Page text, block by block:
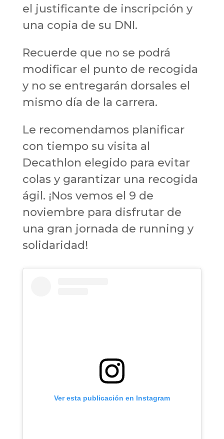
el justificante de inscripción y
una copia de su DNI.
Recuerde que no se podrá
modificar el punto de recogida
y no se entregarán dorsales el
mismo día de la carrera.
Le recomendamos planificar
con tiempo su visita al
Decathlon elegido para evitar
colas y garantizar una recogida
ágil. ¡Nos vemos el 9 de
noviembre para disfrutar de
una gran jornada de running y
solidaridad!
Ver esta publicación en Instagram